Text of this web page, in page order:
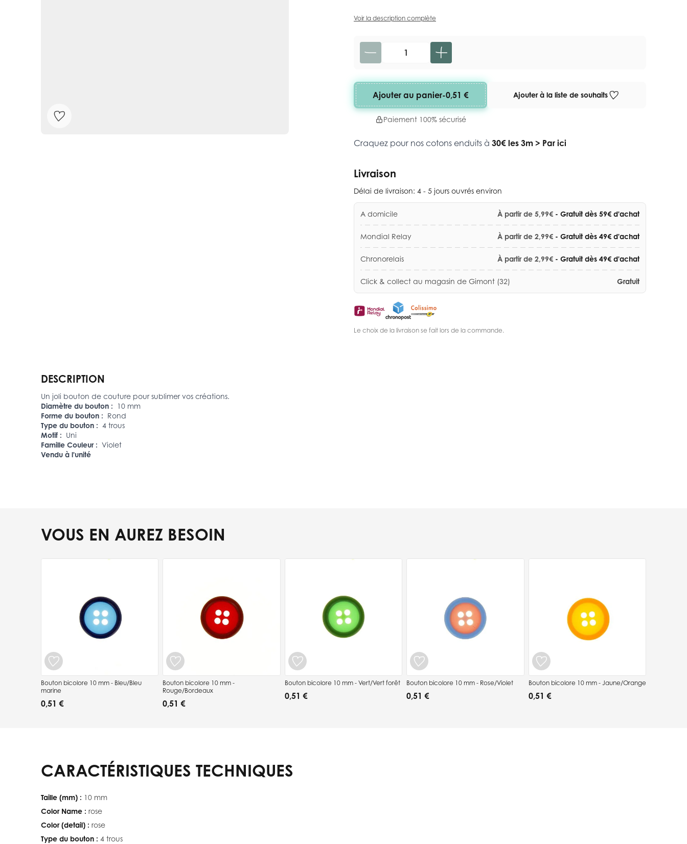
Voir la description complète
Quantité
Ajouter au panier-0,51 €
Paiement 100% sécurisé
Ajouter à la liste de souhaits
Craquez pour nos cotons enduits à 30€ les 3m > Par ici
Livraison
Délai de livraison: 4 - 5 jours ouvrés environ
A domicile À partir de 5,99€ - Gratuit dès 59€ d'achat
Mondial Relay À partir de 2,99€ - Gratuit dès 49€ d'achat
Chronorelais À partir de 2,99€ - Gratuit dès 49€ d'achat
Click & collect au magasin de Gimont (32) Gratuit
Le choix de la livraison se fait lors de la commande.
DESCRIPTION
Un joli bouton de couture pour sublimer vos créations.
Diamètre du bouton :
10 mm
Forme du bouton : Rond
Type du bouton : 4 trous
Motif : Uni
Famille Couleur : Violet
Vendu à l'unité
VOUS EN AUREZ BESOIN
Press to skip carousel
Bouton bicolore 10 mm - Bleu/Bleu
marine
0,51 €
Bouton bicolore 10 mm -
Rouge/Bordeaux
0,51 €
Bouton bicolore 10 mm - Vert/Vert forêt
0,51 €
Bouton bicolore 10 mm - Rose/Violet
0,51 €
Bouton bicolore 10 mm - Jaune/Orange
0,51 €
CARACTÉRISTIQUES TECHNIQUES
Taille (mm) : 10 mm
Color Name : rose
Color (detail) : rose
Type du bouton : 4 trous